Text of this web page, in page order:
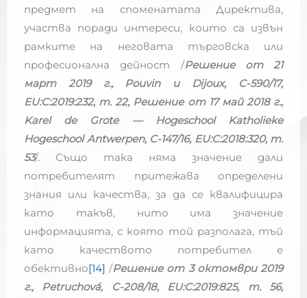
предмет на споменатата Директива,
участва поради интереси, които са извън
рамките на неговата търговска или
професионална дейност /Решение от 21
март 2019 г., Pouvin и Dijoux, C-590/17,
EU:C:2019:232, т. 22, Решение от 17 май 2018 г.,
Karel de Grote — Hogeschool Katholieke
Hogeschool Antwerpen, C-147/16, EU:C:2018:320, т.
53/. Също така няма значение дали
потребителят притежава определени
знания или качества, за да се квалифицира
като такъв, нито има значение
информацията, с която той разполага, тъй
като качеството потребител е
обективно[14] /Решение от 3 октомври 2019
г., Petruchová, C-208/18, EU:C:2019:825, т. 56,